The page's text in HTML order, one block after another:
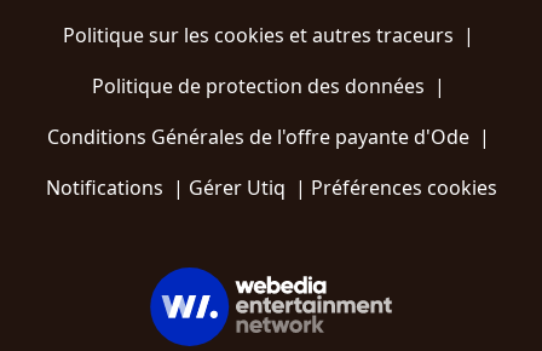
Politique sur les cookies et autres traceurs |
Politique de protection des données |
Conditions Générales de l'offre payante d'Ode |
Notifications | Gérer Utiq | Préférences cookies